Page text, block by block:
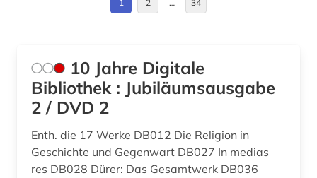
amerikanisches englisch (1)
angewandte linguistik (1)
anglistik (9)
anglistik korpus (1)
angloamerikanischer kulturraum (1)
Europa (12)
Finnland (14)
Frankreich (3)
GUS (3)
1 2 … 34
10 Jahre Digitale
Bibliothek : Jubiläumsausgabe
2 / DVD 2
Enth. die 17 Werke DB012 Die Religion in
Geschichte und Gegenwart DB027 In medias
res DB028 Dürer: Das Gesamtwerk DB036